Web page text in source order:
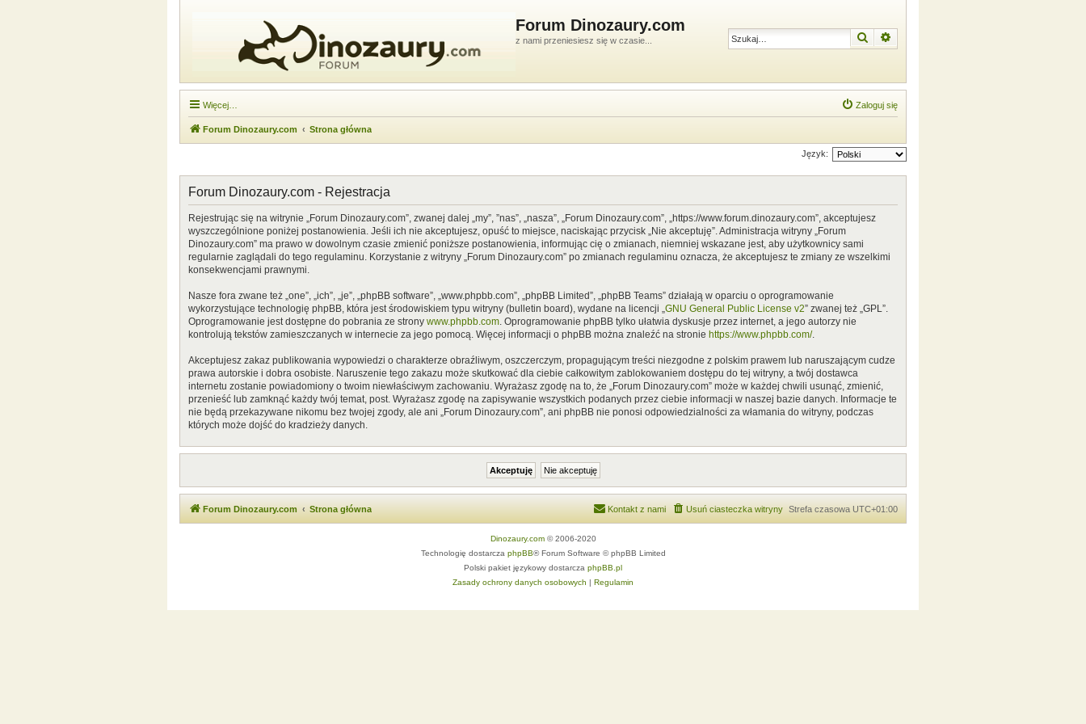
Forum Dinozaury.com
z nami przeniesiesz się w czasie... Szukaj
Więcej… Zaloguj się
Forum Dinozaury.com Strona główna
Język:
Forum Dinozaury.com - Rejestracja
Rejestrując się na witrynie „Forum Dinozaury.com”, zwanej dalej „my”, ”nas”, „nasza”, „Forum Dinozaury.com”, „https://www.forum.dinozaury.com”, akceptujesz
wyszczególnione poniżej postanowienia. Jeśli ich nie akceptujesz, opuść to miejsce, naciskając przycisk „Nie akceptuję”. Administracja witryny „Forum
Dinozaury.com” ma prawo w dowolnym czasie zmienić poniższe postanowienia, informując cię o zmianach, niemniej wskazane jest, aby użytkownicy sami
regularnie zaglądali do tego regulaminu. Korzystanie z witryny „Forum Dinozaury.com” po zmianach regulaminu oznacza, że akceptujesz te zmiany ze wszelkimi
konsekwencjami prawnymi.
Nasze fora zwane też „one”, „ich”, „je”, „phpBB software”, „www.phpbb.com”, „phpBB Limited”, „phpBB Teams” działają w oparciu o oprogramowanie
wykorzystujące technologię phpBB, która jest środowiskiem typu witryny (bulletin board), wydane na licencji „ GNU General Public License v2” zwanej też „GPL”.
Oprogramowanie jest dostępne do pobrania ze strony www.phpbb.com . Oprogramowanie phpBB tylko ułatwia dyskusje przez internet, a jego autorzy nie
kontrolują tekstów zamieszczanych w internecie za jego pomocą. Więcej informacji o phpBB można znaleźć na stronie https://www.phpbb.com/.
Akceptujesz zakaz publikowania wypowiedzi o charakterze obraźliwym, oszczerczym, propagującym treści niezgodne z polskim prawem lub naruszającym cudze
prawa autorskie i dobra osobiste. Naruszenie tego zakazu może skutkować dla ciebie całkowitym zablokowaniem dostępu do tej witryny, a twój dostawca
internetu zostanie powiadomiony o twoim niewłaściwym zachowaniu. Wyrażasz zgodę na to, że „Forum Dinozaury.com” może w każdej chwili usunąć, zmienić,
przenieść lub zamknąć każdy twój temat, post. Wyrażasz zgodę na zapisywanie wszystkich podanych przez ciebie informacji w naszej bazie danych. Informacje te
nie będą przekazywane nikomu bez twojej zgody, ale ani „Forum Dinozaury.com”, ani phpBB nie ponosi odpowiedzialności za włamania do witryny, podczas
których może dojść do kradzieży danych.
Forum Dinozaury.com Strona główna Strefa czasowa UTC+01:00
Usuń ciasteczka witryny
Kontakt z nami
Dinozaury.com© 2006-2020
Technologię dostarcza phpBB® Forum Software © phpBB Limited
Polski pakiet językowy dostarcza phpBB.pl
Zasady ochrony danych osobowych | Regulamin